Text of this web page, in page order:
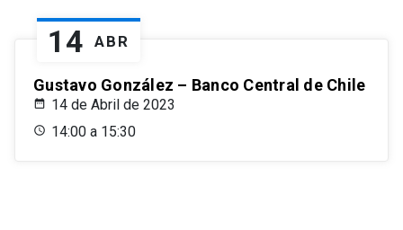
14 ABR
Gustavo González – Banco Central de Chile
14 de Abril de 2023
14:00 a 15:30